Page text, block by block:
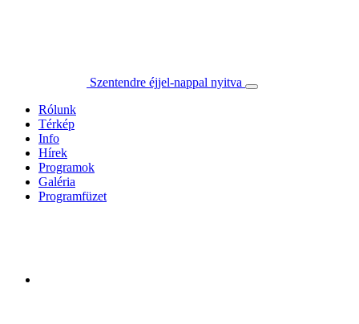
Szentendre éjjel-nappal nyitva
Rólunk
Térkép
Info
Hírek
Programok
Galéria
Programfüzet